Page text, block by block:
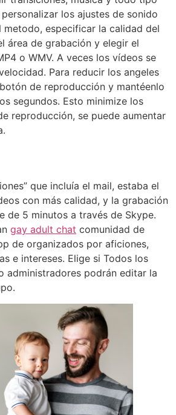
los ajustes de sonido
especificar la calidad del
área de grabación y elegir el
o WMV. A veces los vídeos se
Para reducir los angeles
de reproducción y mantéenlo
segundos. Esto minimize los
reproducción, se puede aumentar
que incluía el mail, estaba el
con más calidad, y la grabación
de 5 minutos a través de Skype.
gay adult chat comunidad de
de organizados por aficiones,
e intereses. Elige si Todos los
administradores podrán editar la